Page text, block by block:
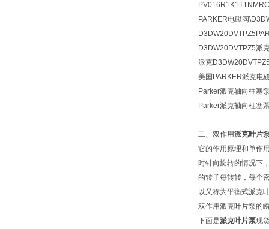
PARKER电磁阀
D3DW20DVTPZ5派
派克
美国PARKER派克电
Parker派克轴向柱塞
Parker派克轴向柱塞
二、双作用派克叶片
它的作用原理和单作
时针向旋转的情况下
的转子每转转，每个
以又称为平衡式派克
双作用派克叶片泵的
下面是派克叶片泵现